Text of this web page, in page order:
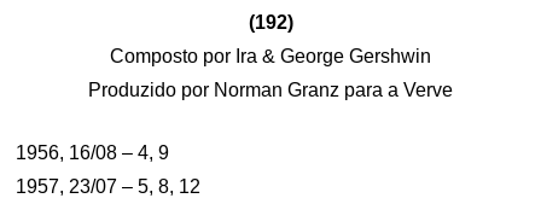
(192)
Composto por Ira & George Gershwin
Produzido por Norman Granz para a Verve
1956, 16/08 – 4, 9
1957, 23/07 – 5, 8, 12